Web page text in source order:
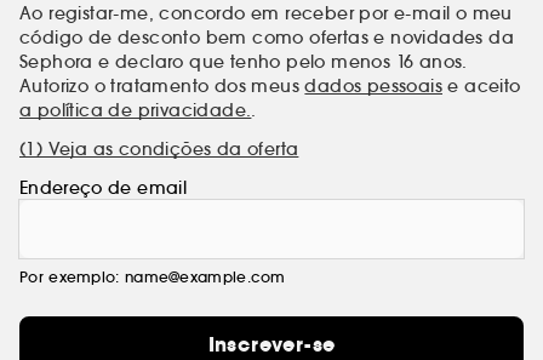
Ao registar-me, concordo em receber por e-mail o meu
código de desconto bem como ofertas e novidades da
Sephora e declaro que tenho pelo menos 16 anos.
Autorizo o tratamento dos meusdados pessoais e aceito
a política de privacidade..
(1) Veja as condições da oferta
Endereço de email
Por exemplo: name@example.com
Inscrever-se